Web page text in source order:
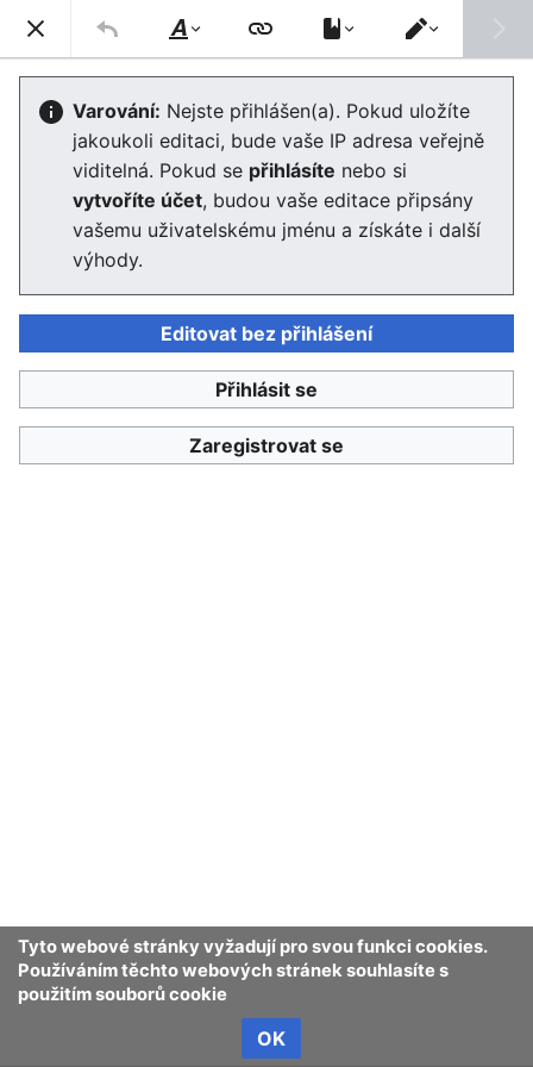
Enviwiki
Nápověda:Sekvenční text
Editor se nyní načte. Pokud tuto zprávu stále vidíte po
několika sekundách, prosím obnovte stránku .
Tyto webové stránky vyžadují pro svou funkci cookies.
Používáním těchto webových stránek souhlasíte s
použitím souborů cookie
OK
Enviwiki
Styl
textu
Přepnout
editor
Varování: Nejste přihlášen(a). Pokud uložíte
jakoukoli editaci, bude vaše IP adresa veřejně
viditelná. Pokud se přihlásíte nebo si
vytvoříte účet, budou vaše editace připsány
vašemu uživatelskému jménu a získáte i další
výhody.
Editovat bez přihlášení
Přihlásit se
Zaregistrovat se